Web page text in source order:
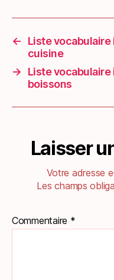
←
Liste
cuisine
→
Liste
boissons
Laisser
Votre adresse
Les champs
Commentaire *